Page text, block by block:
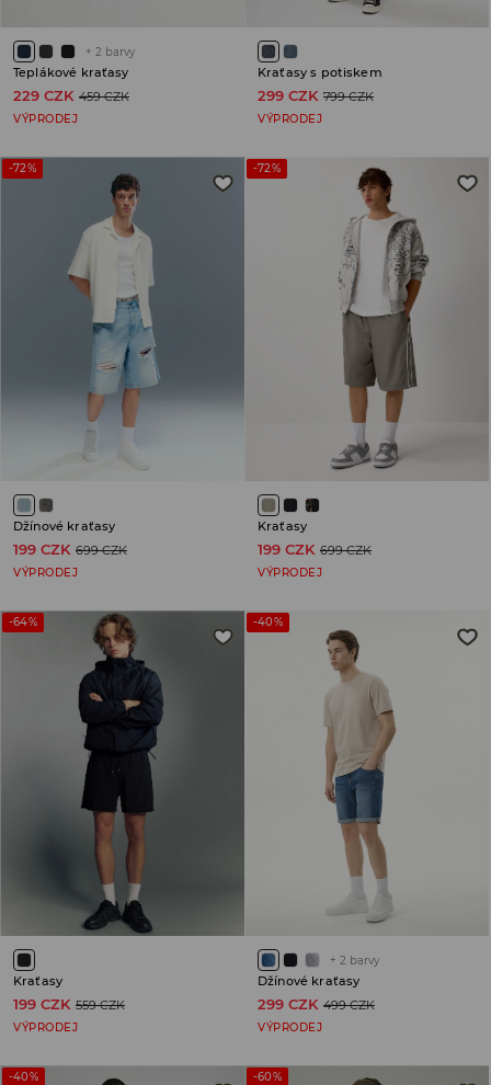
+ 2 barvy
Teplákové kraťasy
229 CZK 459 CZK
VÝPRODEJ
Kraťasy s potiskem
299 CZK 799 CZK
VÝPRODEJ
-72%
Džínové kraťasy
199 CZK 699 CZK
VÝPRODEJ
-72%
Kraťasy
199 CZK 699 CZK
VÝPRODEJ
-64%
Kraťasy
199 CZK 559 CZK
VÝPRODEJ
-40%
+ 2 barvy
Džínové kraťasy
299 CZK 499 CZK
VÝPRODEJ
-40% -60%